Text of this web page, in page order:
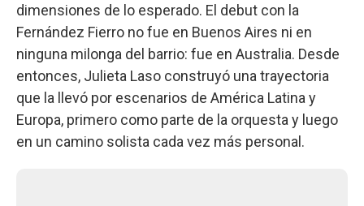
dimensiones de lo esperado. El debut con la
Fernández Fierro no fue en Buenos Aires ni en
ninguna milonga del barrio: fue en Australia. Desde
entonces, Julieta Laso construyó una trayectoria
que la llevó por escenarios de América Latina y
Europa, primero como parte de la orquesta y luego
en un camino solista cada vez más personal.